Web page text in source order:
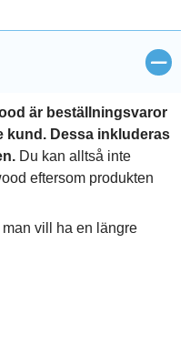
Stäng
är beställningsvaror
kund. Dessa inkluderas
Du kan alltså inte
eftersom produkten
vill ha en längre